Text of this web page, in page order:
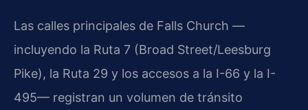
Las calles principales de Falls Church —
incluyendo la Ruta 7 (Broad Street/Leesburg
Pike), la Ruta 29 y los accesos a la I-66 y la I-
495— registran un volumen de tránsito